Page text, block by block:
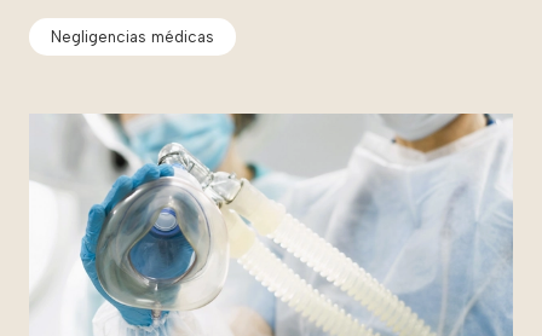
Negligencias médicas